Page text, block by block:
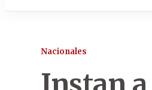
Nacionales